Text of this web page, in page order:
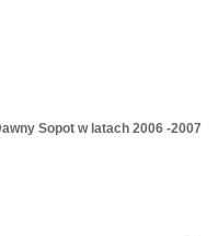
Sopot w latach 2006 -2007